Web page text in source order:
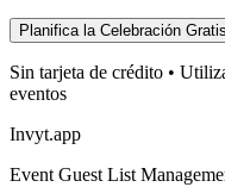
Planifica la Celebración Gratis
Sin tarjeta de crédito •
eventos
Invyt.app
Event Guest List